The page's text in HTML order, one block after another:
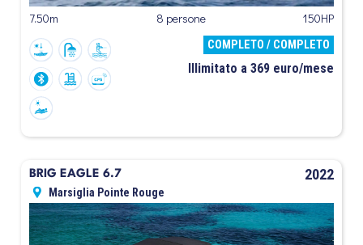
7.50m 8 persone 150HP
COMPLETO / COMPLETO
Illimitato a 369 euro/mese
BRIG EAGLE 6.7 2022
Marsiglia Pointe Rouge